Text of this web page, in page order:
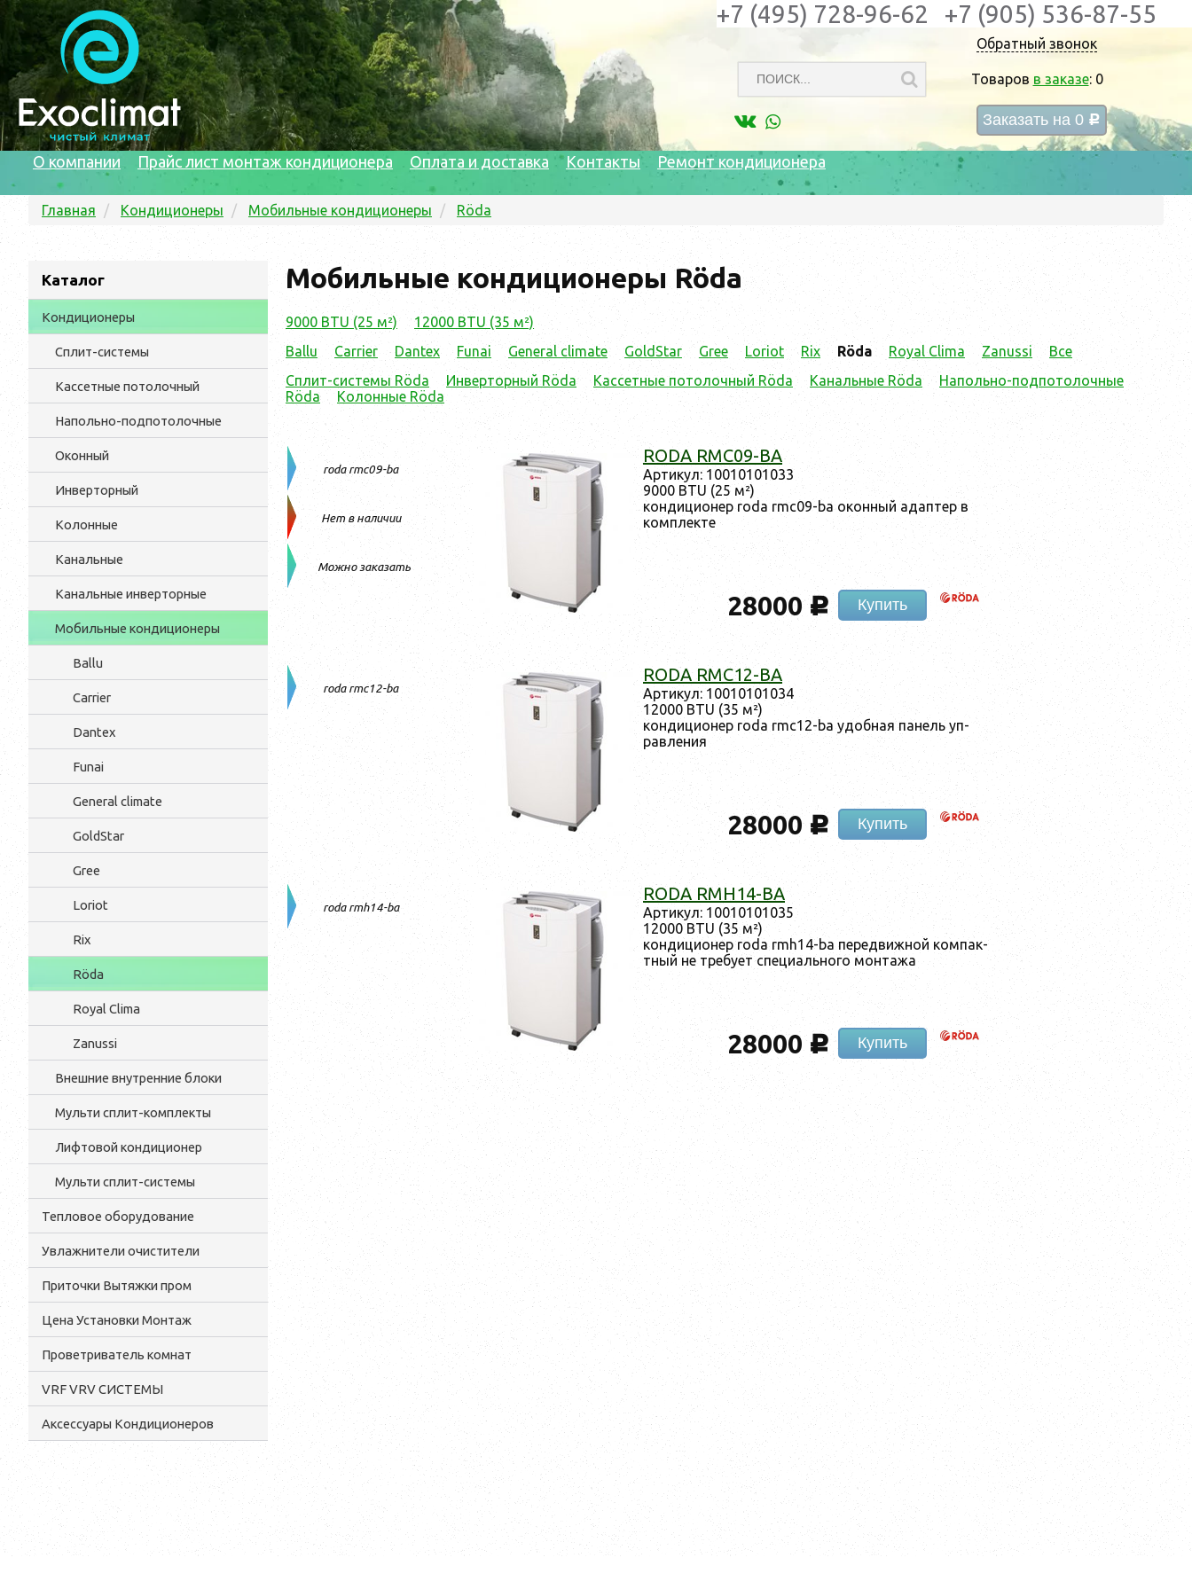
Обратный звонок
Товаров в заказе: 0
Заказать на 0 c
+7 (495) 728-96-62 +7 (905) 536-87-55
О компании Прайс лист монтаж кондиционера Оплата и доставка Контакты Ремонт кондиционера
Главная Кондиционеры Мобильные кондиционеры Röda
Каталог
Кондиционеры
Сплит-системы
Кассетные потолочный
Напольно-подпотолочные
Оконный
Инверторный
Колонные
Канальные
Канальные инверторные
Мобильные кондиционеры
Ballu
Carrier
Dantex
Funai
General climate
GoldStar
Gree
Loriot
Rix
Röda
Royal Clima
Zanussi
Внешние внутренние блоки
Мульти cплит-комплекты
Лифтовой кондиционер
Мульти сплит-системы
Тепловое оборудование
Увлажнители очистители
Приточки Вытяжки пром
Цена Установки Монтаж
Проветриватель комнат
VRF VRV СИСТЕМЫ
Аксессуары Кондиционеров
Мобильные кондиционеры Röda
9000 BTU (25 м²)
12000 BTU (35 м²)
Ballu
Carrier Dantex Funai General climate GoldStar Gree Loriot Rix Röda Royal Clima Zanussi
Все
Сплит-системы Röda
Инверторный Röda Кассетные потолочный Röda Канальные Röda
Напольно-подпотолочные
Röda
Колонные Röda
roda rmc09-ba
Нет в наличии
Можно заказать
RODA RMC09-BA
Ар­ти­кул: 10010101033
9000 BTU (25 м²)
кон­ди­ци­онер roda rmc09-ba окон­ный адап­тер в
ком­плек­те
28000 c Купить
roda rmc12-ba
RODA RMC12-BA
Ар­ти­кул: 10010101034
12000 BTU (35 м²)
кон­ди­ци­онер roda rmc12-ba удоб­ная па­нель уп­
равле­ния
28000 c Купить
roda rmh14-ba
RODA RMH14-BA
Ар­ти­кул: 10010101035
12000 BTU (35 м²)
кон­ди­ци­онер roda rmh14-ba пе­ред­вижной ком­пак­
тный не тре­бу­ет спе­ци­аль­но­го мон­та­жа
28000 c Купить